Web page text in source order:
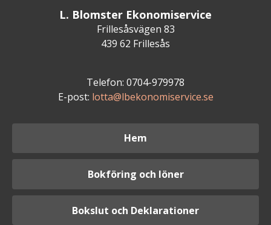
L. Blomster Ekonomiservice
Frillesåsvägen 83
439 62 Frillesås
Telefon: 0704-979978
E-post: lotta@lbekonomiservice.se
Hem
Bokföring och löner
Bokslut och Deklarationer